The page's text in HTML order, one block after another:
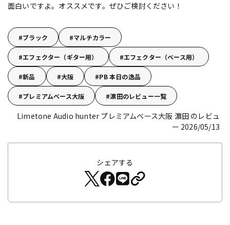
面白いですよ。オススメです。ぜひご検討ください！
ブラック マルチカラー
エフェクター（ギター用） エフェクター（ベース用）
新品 大阪 PB 本日の逸品
プレミアムベース大阪 濵田のレビュー一覧
Limetone Audio hunter プレミアムベース大阪 濵田 のレビュ
ー 2026/05/13
シェアする